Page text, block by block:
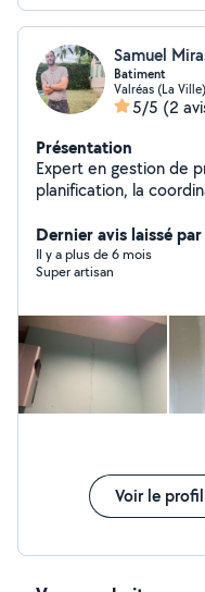
Samuel
Batiment
Valréas (La Ville)
5/5 (2
Présentation
Expert en gestion de
planification, la
respect des délais et
Dernier avis laissé
Il y a plus de 6 mois
Super artisan
Voir le profil